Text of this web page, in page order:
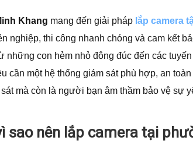
Khang mang đến giải pháp lắp camera
nghiệp, thi công nhanh chóng và cam kết
những con hẻm nhỏ đông đúc đến các
cần một hệ thống giám sát phù hợp, an
mà còn là người bạn âm thầm bảo vệ sự
sao nên lắp camera tại